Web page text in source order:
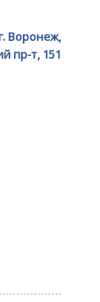
Воронеж,
пр-т, 151